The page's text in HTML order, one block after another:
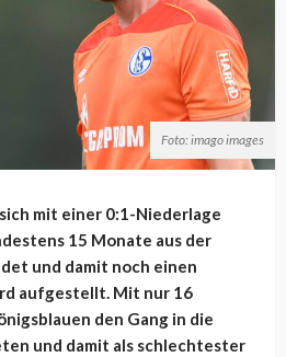
Foto: imago images
mit einer 0:1-Niederlage
15 Monate aus der
und damit noch einen
aufgestellt. Mit nur 16
den Gang in die
und damit als schlechtester